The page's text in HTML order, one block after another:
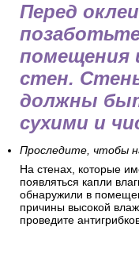
Перед
помещения
стен.
должны
сухими и
Проследите, чтобы
На стенах, которые
появляться капли
обнаружили в
причины высокой
проведите